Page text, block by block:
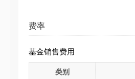
费率
基金销售费用
类别